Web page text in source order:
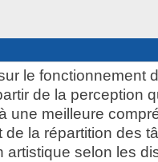
le fonctionnement
de la perception
une meilleure
de la répartition des
artistique selon les